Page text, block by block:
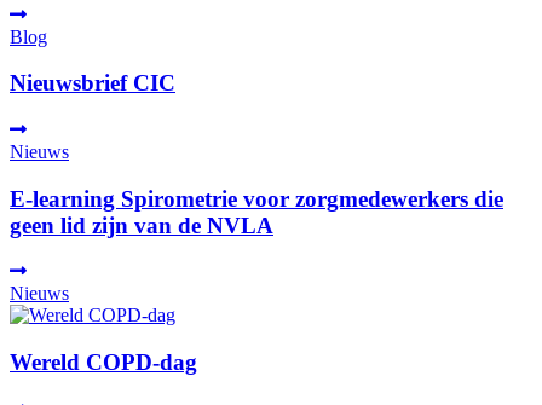
Blog
Nieuwsbrief CIC
Nieuws
E-learning Spirometrie voor zorgmedewerkers die
geen lid zijn van de NVLA
Nieuws
Wereld COPD-dag